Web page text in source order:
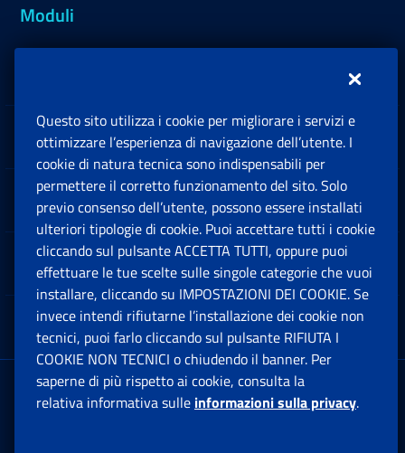
Moduli
Sedi e Contatti
Software
Note Legali
App mobile
Sede Legale : Via Ciro il Grande, 21
00144 Roma
Questo sito utilizza i cookie per migliorare i servizi e
ottimizzare l’esperienza di navigazione dell’utente. I
cookie di natura tecnica sono indispensabili per
permettere il corretto funzionamento del sito. Solo
previo consenso dell’utente, possono essere installati
ulteriori tipologie di cookie. Puoi accettare tutti i cookie
cliccando sul pulsante ACCETTA TUTTI, oppure puoi
effettuare le tue scelte sulle singole categorie che vuoi
installare, cliccando su IMPOSTAZIONI DEI COOKIE. Se
invece intendi rifiutarne l’installazione dei cookie non
tecnici, puoi farlo cliccando sul pulsante RIFIUTA I
COOKIE NON TECNICI o chiudendo il banner. Per
saperne di più rispetto ai cookie, consulta la
relativa informativa sulle informazioni sulla privacy.